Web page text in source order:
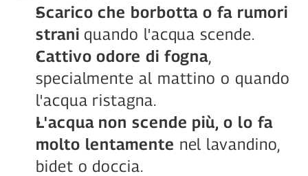
Scarico che borbotta o fa rumori
strani quando l'acqua scende.
Cattivo odore di fogna,
specialmente al mattino o quando
l'acqua ristagna.
L'acqua non scende più, o lo fa
molto lentamente nel lavandino,
bidet o doccia.